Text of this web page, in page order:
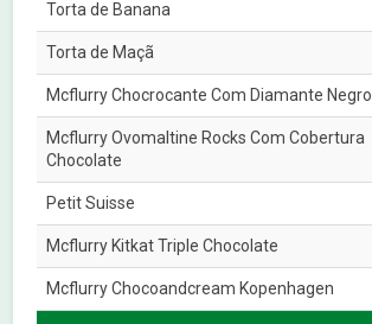
Torta de Banana
Torta de Maçã
Mcflurry Chocrocante Com Diamante Negro
Mcflurry Ovomaltine Rocks Com Cobertura
Chocolate
Petit Suisse
Mcflurry Kitkat Triple Chocolate
Mcflurry Chocoandcream Kopenhagen